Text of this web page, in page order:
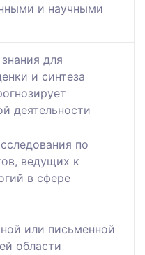
и научными
для
и синтеза
деятельности
по
ведущих к
в сфере
или письменной
области